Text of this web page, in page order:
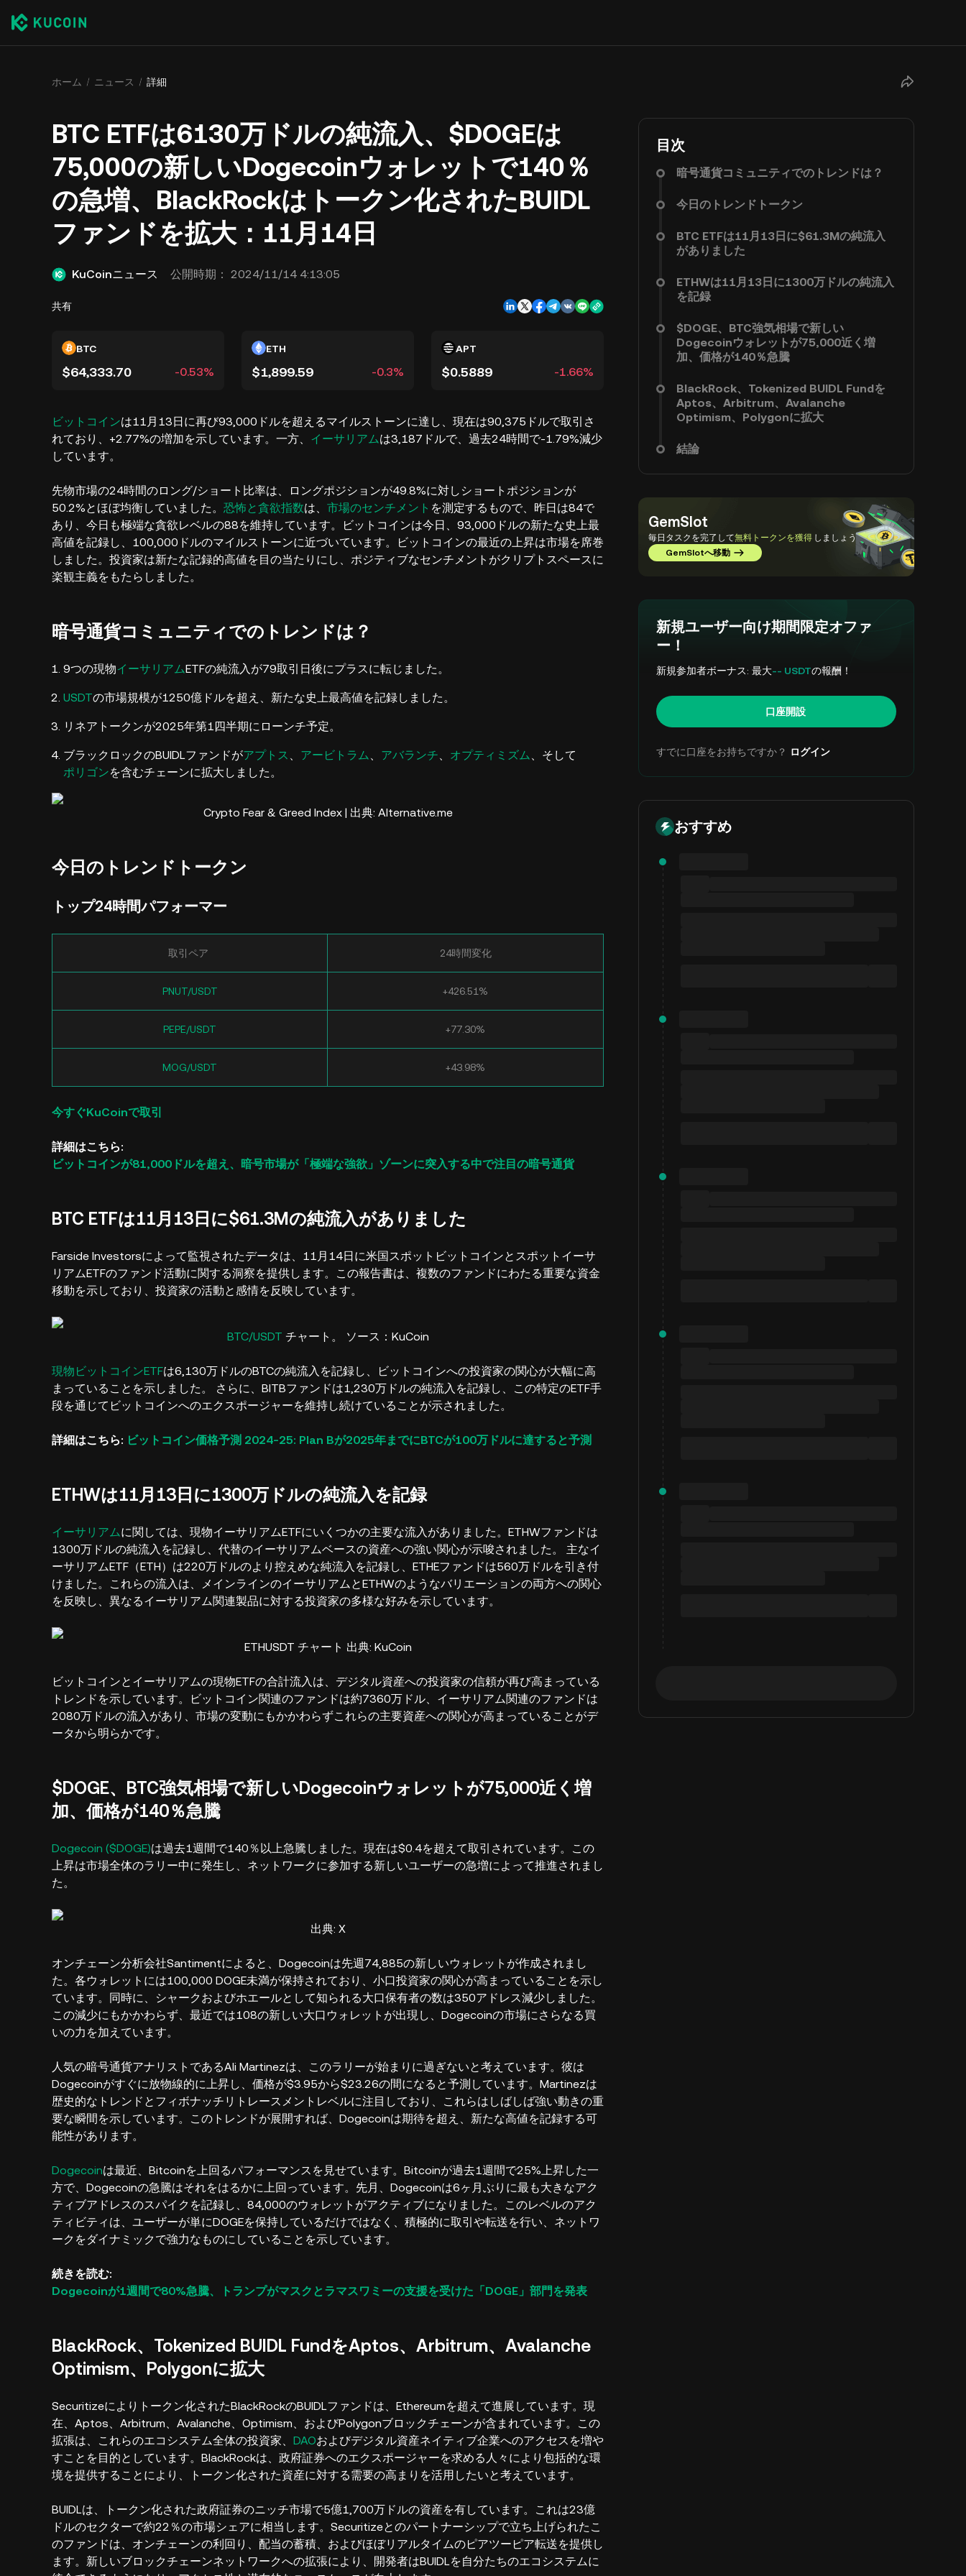
ホーム ニュース 詳細
BTC ETFは6130万ドルの純流入、$DOGEは
75,000の新しいDogecoinウォレットで140％
の急増、BlackRockはトークン化されたBUIDL
ファンドを拡大：11月14日
KuCoinニュース 公開時期： 2024/11/14 4:13:05
共有
BTC
$64,333.70 -0.53%
ETH
$1,899.59 -0.3%
APT
$0.5889 -1.66%
ビットコインは11月13日に再び93,000ドルを超えるマイルストーンに達し、現在は90,375ドルで取引さ
れており、+2.77%の増加を示しています。一方、 イーサリアムは3,187ドルで、過去24時間で-1.79%減少
しています。
先物市場の24時間のロング/ショート比率は、ロングポジションが49.8%に対しショートポジションが
50.2%とほぼ均衡していました。 恐怖と貪欲指数は、 市場のセンチメント を測定するもので、昨日は84で
あり、今日も極端な貪欲レベルの88を維持しています。ビットコインは今日、93,000ドルの新たな史上最
高値を記録し、100,000ドルのマイルストーンに近づいています。ビットコインの最近の上昇は市場を席巻
しました。投資家は新たな記録的高値を目の当たりにし、ポジティブなセンチメントがクリプトスペースに
楽観主義をもたらしました。
暗号通貨コミュニティでのトレンドは？
9つの現物イーサリアムETFの純流入が79取引日後にプラスに転じました。
USDTの市場規模が1250億ドルを超え、新たな史上最高値を記録しました。
リネアトークンが2025年第1四半期にローンチ予定。
ブラックロックのBUIDLファンドがアプトス 、 アービトラム、 アバランチ、 オプティミズム、そして
ポリゴンを含むチェーンに拡大しました。
Crypto Fear & Greed Index | 出典: Alternative.me
今日のトレンドトークン
トップ24時間パフォーマー
取引ペア 24時間変化
PNUT/USDT +426.51%
PEPE/USDT +77.30%
MOG/USDT +43.98%
今すぐKuCoinで取引
詳細はこちら:
ビットコインが81,000ドルを超え、暗号市場が「極端な強欲」ゾーンに突入する中で注目の暗号通貨
BTC ETFは11月13日に$61.3Mの純流入がありました
Farside Investorsによって監視されたデータは、11月14日に米国スポットビットコインとスポットイーサ
リアムETFのファンド活動に関する洞察を提供します。この報告書は、複数のファンドにわたる重要な資金
移動を示しており、投資家の活動と感情を反映しています。
BTC/USDT チャート。 ソース：KuCoin
現物ビットコインETFは6,130万ドルのBTCの純流入を記録し、ビットコインへの投資家の関心が大幅に高
まっていることを示しました。 さらに、BITBファンドは1,230万ドルの純流入を記録し、この特定のETF手
段を通じてビットコインへのエクスポージャーを維持し続けていることが示されました。
詳細はこちら: ビットコイン価格予測 2024-25: Plan Bが2025年までにBTCが100万ドルに達すると予測
ETHWは11月13日に1300万ドルの純流入を記録
イーサリアムに関しては、現物イーサリアムETFにいくつかの主要な流入がありました。ETHWファンドは
1300万ドルの純流入を記録し、代替のイーサリアムベースの資産への強い関心が示唆されました。 主なイ
ーサリアムETF（ETH）は220万ドルのより控えめな純流入を記録し、ETHEファンドは560万ドルを引き付
けました。これらの流入は、メインラインのイーサリアムとETHWのようなバリエーションの両方への関心
を反映し、異なるイーサリアム関連製品に対する投資家の多様な好みを示しています。
ETHUSDT チャート 出典: KuCoin
ビットコインとイーサリアムの現物ETFの合計流入は、デジタル資産への投資家の信頼が再び高まっている
トレンドを示しています。ビットコイン関連のファンドは約7360万ドル、イーサリアム関連のファンドは
2080万ドルの流入があり、市場の変動にもかかわらずこれらの主要資産への関心が高まっていることがデ
ータから明らかです。
$DOGE、BTC強気相場で新しいDogecoinウォレットが75,000近く増
加、価格が140％急騰
Dogecoin ($DOGE)は過去1週間で140％以上急騰しました。現在は$0.4を超えて取引されています。この
上昇は市場全体のラリー中に発生し、ネットワークに参加する新しいユーザーの急増によって推進されまし
た。
出典: X
オンチェーン分析会社Santimentによると、Dogecoinは先週74,885の新しいウォレットが作成されまし
た。各ウォレットには100,000 DOGE未満が保持されており、小口投資家の関心が高まっていることを示し
ています。同時に、シャークおよびホエールとして知られる大口保有者の数は350アドレス減少しました。
この減少にもかかわらず、最近では108の新しい大口ウォレットが出現し、Dogecoinの市場にさらなる買
いの力を加えています。
人気の暗号通貨アナリストであるAli Martinezは、このラリーが始まりに過ぎないと考えています。彼は
Dogecoinがすぐに放物線的に上昇し、価格が$3.95から$23.26の間になると予測しています。Martinezは
歴史的なトレンドとフィボナッチリトレースメントレベルに注目しており、これらはしばしば強い動きの重
要な瞬間を示しています。このトレンドが展開すれば、Dogecoinは期待を超え、新たな高値を記録する可
能性があります。
Dogecoinは最近、Bitcoinを上回るパフォーマンスを見せています。Bitcoinが過去1週間で25%上昇した一
方で、Dogecoinの急騰はそれをはるかに上回っています。先月、Dogecoinは6ヶ月ぶりに最も大きなアク
ティブアドレスのスパイクを記録し、84,000のウォレットがアクティブになりました。このレベルのアク
ティビティは、ユーザーが単にDOGEを保持しているだけではなく、積極的に取引や転送を行い、ネットワ
ークをダイナミックで強力なものにしていることを示しています。
続きを読む:
Dogecoinが1週間で80%急騰、トランプがマスクとラマスワミーの支援を受けた「DOGE」部門を発表
BlackRock、Tokenized BUIDL FundをAptos、Arbitrum、Avalanche
Optimism、Polygonに拡大
Securitizeによりトークン化されたBlackRockのBUIDLファンドは、Ethereumを超えて進展しています。現
在、Aptos、Arbitrum、Avalanche、Optimism、およびPolygonブロックチェーンが含まれています。この
拡張は、これらのエコシステム全体の投資家、 DAOおよびデジタル資産ネイティブ企業へのアクセスを増や
すことを目的としています。BlackRockは、政府証券へのエクスポージャーを求める人々により包括的な環
境を提供することにより、トークン化された資産に対する需要の高まりを活用したいと考えています。
BUIDLは、トークン化された政府証券のニッチ市場で5億1,700万ドルの資産を有しています。これは23億
ドルのセクターで約22％の市場シェアに相当します。Securitizeとのパートナーシップで立ち上げられたこ
のファンドは、オンチェーンの利回り、配当の蓄積、およびほぼリアルタイムのピアツーピア転送を提供し
ます。新しいブロックチェーンネットワークへの拡張により、開発者はBUIDLを自分たちのエコシステムに
目次
暗号通貨コミュニティでのトレンドは？
今日のトレンドトークン
BTC ETFは11月13日に$61.3Mの純流入
がありました
ETHWは11月13日に1300万ドルの純流入
を記録
$DOGE、BTC強気相場で新しい
Dogecoinウォレットが75,000近く増
加、価格が140％急騰
BlackRock、Tokenized BUIDL Fundを
Aptos、Arbitrum、Avalanche
Optimism、Polygonに拡大
結論
GemSlot
毎日タスクを完了して無料トークンを獲得 しましょう
GemSlotへ移動
新規ユーザー向け期間限定オファ
ー！
新規参加者ボーナス: 最大-- USDTの報酬！
口座開設
すでに口座をお持ちですか？ ログイン
おすすめ